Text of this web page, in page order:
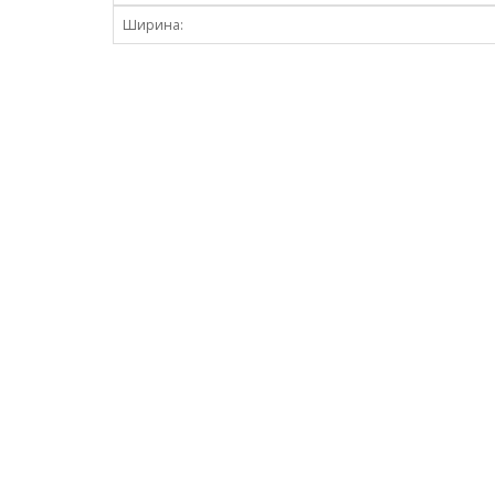
Ширина: